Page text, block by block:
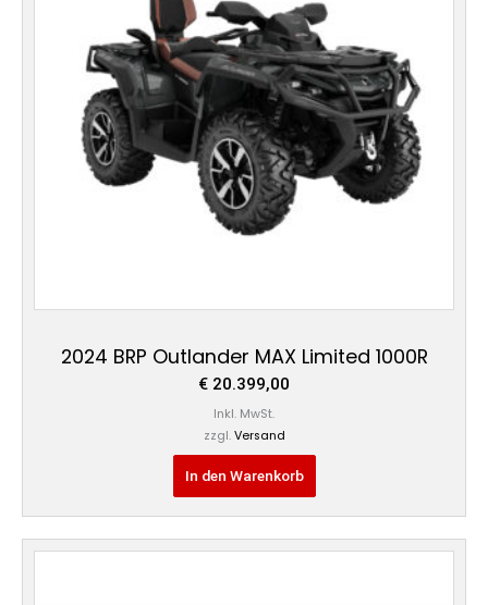
2024 BRP Outlander MAX Limited 1000R
€ 20.399,00
Inkl. MwSt.
zzgl. Versand
In den Warenkorb